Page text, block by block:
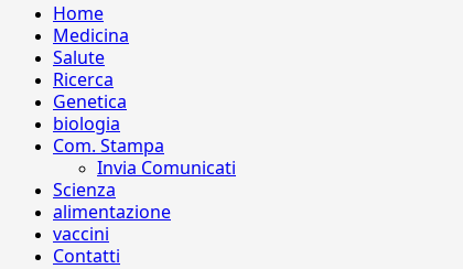
Home
Medicina
Salute
Ricerca
Genetica
biologia
Com. Stampa
Invia Comunicati
Scienza
alimentazione
vaccini
Contatti